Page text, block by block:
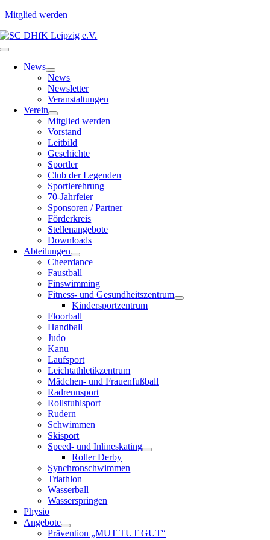
Mitglied werden
Zum
Inhalt
Toggle
NavigationNews
News
Newsletter
Veranstaltungen
Verein
Mitglied werden
Vorstand
Leitbild
Geschichte
Sportler
Club der Legenden
Sportlerehrung
70-Jahrfeier
Sponsoren / Partner
Förderkreis
Stellenangebote
Downloads
Abteilungen
Cheerdance
Faustball
Finswimming
Fitness- und Gesundheitszentrum
Kindersportzentrum
Floorball
Handball
Judo
Kanu
Laufsport
Leichtathletikzentrum
Mädchen- und Frauenfußball
Radrennsport
Rollstuhlsport
Rudern
Schwimmen
Skisport
Speed- und Inlineskating
Roller Derby
Synchronschwimmen
Triathlon
Wasserball
Wasserspringen
Physio
Angebote
Prävention „MUT TUT GUT“